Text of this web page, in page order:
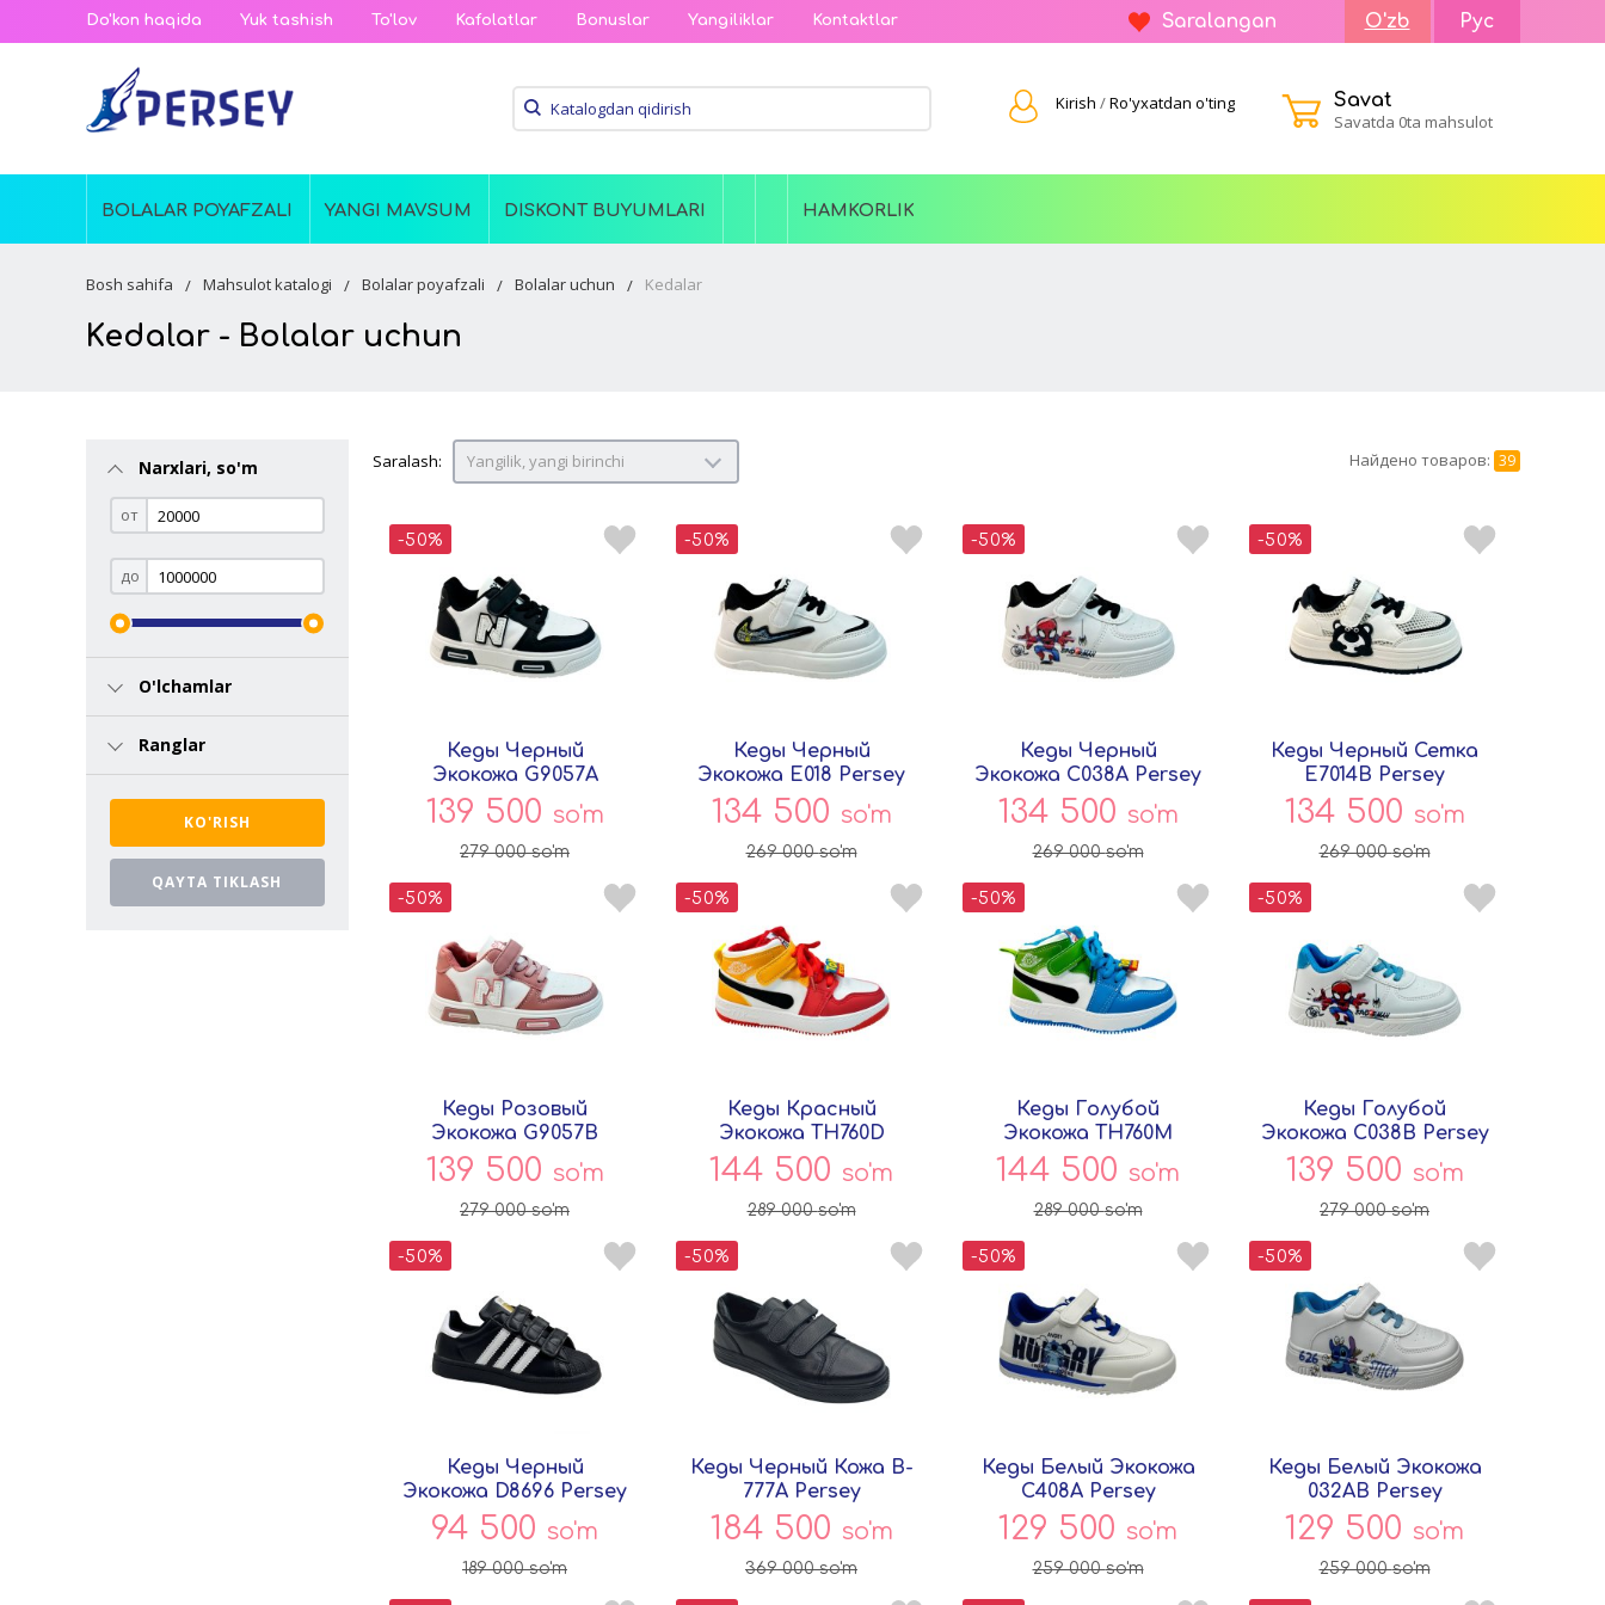
Do'kon haqida Yuk tashish To'lov Kafolatlar Bonuslar Yangiliklar Kontaktlar Saralangan O'zb Рус
Kirish /Ro'yxatdan o'ting
Savat
Savatda 0ta mahsulot
BOLALAR POYAFZALI YANGI MAVSUM DISKONT BUYUMLARI HAMKORLIK
Bosh sahifa Mahsulot katalogi Bolalar poyafzali Bolalar uchun Kedalar
Kedalar - Bolalar uchun
Narxlari, so'm
от
до
O'lchamlar
Ranglar
Saralash: Yangilik, yangi birinchi Найдено товаров: 39
-50%
Кеды Черный
Экокожа G9057A
Persey
139 500 so'm
279 000so'm
-50%
Кеды Черный
Экокожа E018 Persey
134 500 so'm
269 000so'm
-50%
Кеды Черный
Экокожа C038A Persey
134 500 so'm
269 000so'm
-50%
Кеды Черный Сетка
E7014B Persey
134 500 so'm
269 000so'm
-50%
Кеды Розовый
Экокожа G9057B
Persey
139 500 so'm
279 000so'm
-50%
Кеды Красный
Экокожа TH760D
Persey
144 500 so'm
289 000so'm
-50%
Кеды Голубой
Экокожа TH760M
Persey
144 500 so'm
289 000so'm
-50%
Кеды Голубой
Экокожа C038B Persey
139 500 so'm
279 000so'm
-50%
Кеды Черный
Экокожа D8696 Persey
94 500 so'm
189 000so'm
-50%
Кеды Черный Кожа B-
777A Persey
184 500 so'm
369 000so'm
-50%
Кеды Белый Экокожа
C408A Persey
129 500 so'm
259 000so'm
-50%
Кеды Белый Экокожа
032AB Persey
129 500 so'm
259 000so'm